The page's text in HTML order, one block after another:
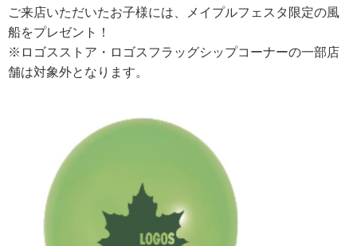
ご来店いただいたお子様には、メイプルフェスタ限定の風
船をプレゼント！
※ロゴスストア・ロゴスフラッグシップコーナーの一部店
舗は対象外となります。